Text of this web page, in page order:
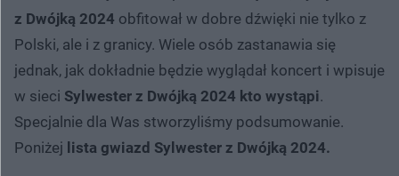
z Dwójką 2024 obfitował w dobre dźwięki nie tylko z
Polski, ale i z granicy. Wiele osób zastanawia się
jednak, jak dokładnie będzie wyglądał koncert i wpisuje
w sieci Sylwester z Dwójką 2024 kto wystąpi.
Specjalnie dla Was stworzyliśmy podsumowanie.
Poniżej lista gwiazd Sylwester z Dwójką 2024.